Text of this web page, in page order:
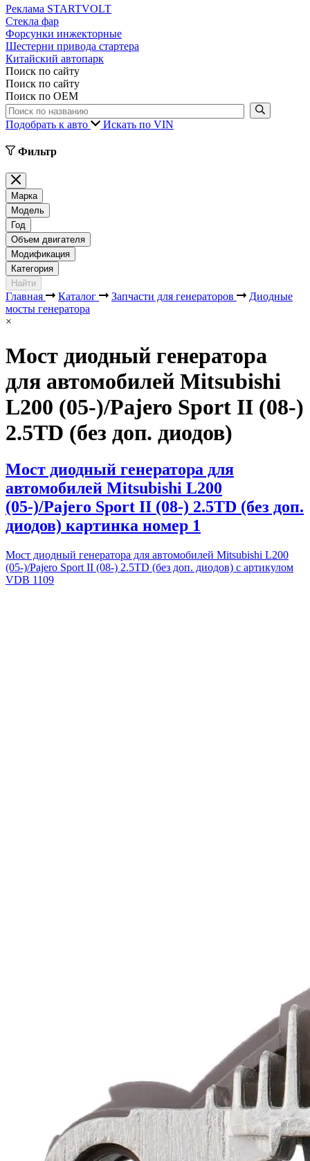
Реклама STARTVOLT
Стекла фар
Форсунки инжекторные
Шестерни привода стартера
Китайский автопарк
Поиск по сайту
Поиск по сайту
Поиск по ОЕМ
Подобрать к авто Искать по VIN
Фильтр
Марка
Модель
Год
Объем двигателя
Модификация
Категория
Найти
Главная Каталог Запчасти для генераторов
Диодные
мосты генератора
×
Мост диодный генератора
для автомобилей Mitsubishi
L200 (05-)/Pajero Sport II (08-)
2.5TD (без доп. диодов)
Мост диодный генератора для
автомобилей Mitsubishi L200
(05-)/Pajero Sport II (08-) 2.5TD (без доп.
диодов) картинка номер 1
Мост диодный генератора для автомобилей Mitsubishi L200
(05-)/Pajero Sport II (08-) 2.5TD (без доп. диодов) с артикулом
VDB 1109